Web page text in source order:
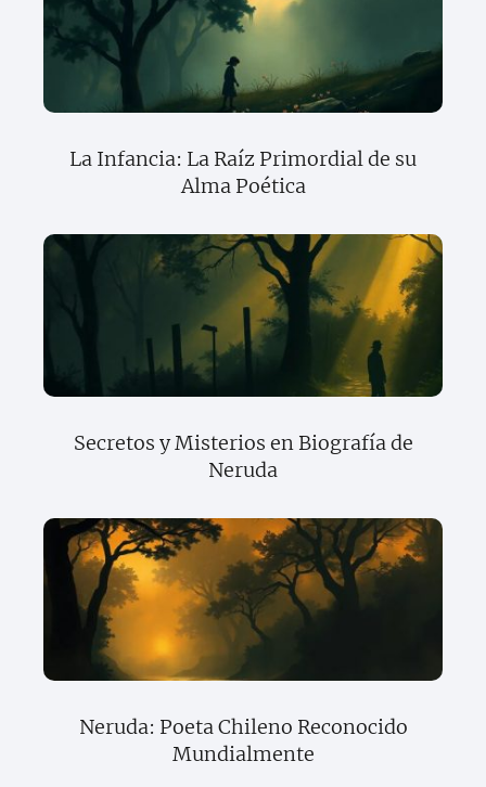
La Infancia: La Raíz Primordial de su
Alma Poética
Secretos y Misterios en Biografía de
Neruda
Neruda: Poeta Chileno Reconocido
Mundialmente